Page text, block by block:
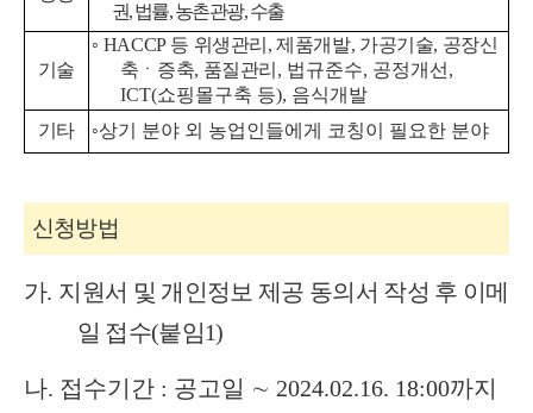
권, 법률,농촌관광,수출
기술
◦ HACCP 등 위생관리 ,제품개발, 가공기술, 공장신
축 ㆍ 증축, 품질관리 , 법규준수, 공정개선 ,
ICT(쇼핑몰구축 등), 음식개발
기타
◦상기 분야 외 농업인들에게 코칭이 필요한 분야
신청방법
가. 지원서 및 개인정보 제공 동의서 작성 후 이메
일 접수(붙임1)
나. 접수기간 : 공고일 ∼ 2024.02.16. 18:00까지